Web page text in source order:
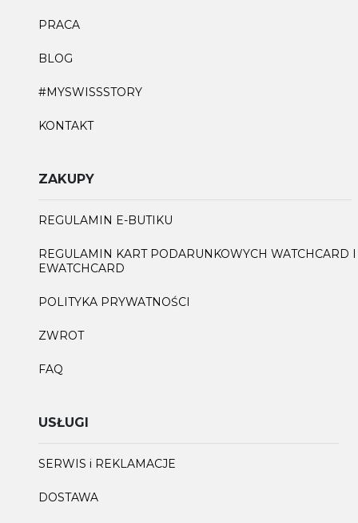
PRACA
BLOG
#MYSWISSSTORY
KONTAKT
ZAKUPY
REGULAMIN E-BUTIKU
REGULAMIN KART PODARUNKOWYCH WATCHCARD I
EWATCHCARD
POLITYKA PRYWATNOŚCI
ZWROT
FAQ
USŁUGI
SERWIS i REKLAMACJE
DOSTAWA